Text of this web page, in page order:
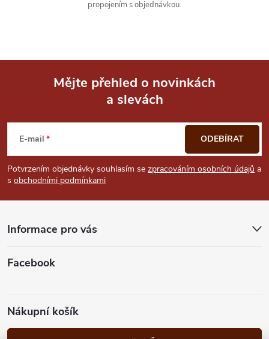
p
propojením s objednávkou.
p
a
Mějte přehled o novinkách
a slevách
E-mail
Potvrzením objednávky souhlasím se zpracováním osobních údajů a
s obchodními podmínkami
ODEBÍRAT
Informace pro vás
Facebook
Nákupní košík